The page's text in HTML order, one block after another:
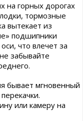
на горных дорогах
тормозные
вытекает из
подшипники
что влечет за
забывайте
бывает мгновенный
или камеру на